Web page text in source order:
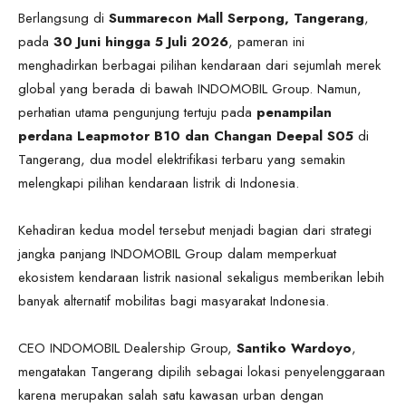
Berlangsung di Summarecon Mall Serpong, Tangerang,
pada 30 Juni hingga 5 Juli 2026, pameran ini
menghadirkan berbagai pilihan kendaraan dari sejumlah merek
global yang berada di bawah INDOMOBIL Group. Namun,
perhatian utama pengunjung tertuju pada penampilan
perdana Leapmotor B10 dan Changan Deepal S05 di
Tangerang, dua model elektrifikasi terbaru yang semakin
melengkapi pilihan kendaraan listrik di Indonesia.
Kehadiran kedua model tersebut menjadi bagian dari strategi
jangka panjang INDOMOBIL Group dalam memperkuat
ekosistem kendaraan listrik nasional sekaligus memberikan lebih
banyak alternatif mobilitas bagi masyarakat Indonesia.
CEO INDOMOBIL Dealership Group, Santiko Wardoyo,
mengatakan Tangerang dipilih sebagai lokasi penyelenggaraan
karena merupakan salah satu kawasan urban dengan